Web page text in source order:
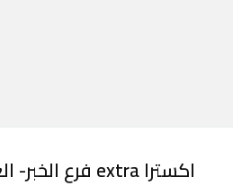
اكسترا extra فرع الخبر- العزيزية